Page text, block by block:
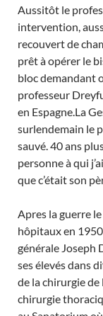
Aussitôt le
intervention,
recouvert de
prêt à opérer le
bloc demandant
professeur
en Espagne.La
surlendemain le
sauvé. 40 ans
personne à qui
que c’était son
Apres la guerre
hôpitaux en
générale Joseph
ses élevés dans
de la chirurgie de
chirurgie